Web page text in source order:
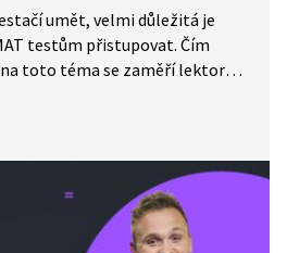
umět, velmi důležitá je
testům přistupovat. Čím
na toto téma se zaměří lektor